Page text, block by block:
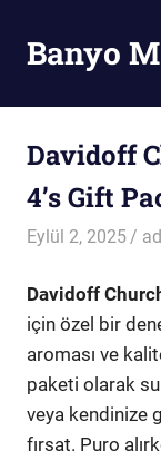
contentBanyo
Davidoff
4’s Gift
Eylül 2, 2025
Davidoff
için özel bir
aroması ve
paketi olarak
veya kendinize
fırsat. Puro